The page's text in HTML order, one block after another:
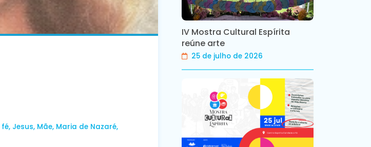
fé, Jesus, Mãe, Maria de Nazaré,
IV Mostra Cultural Espírita
reúne arte
25 de julho de 2026